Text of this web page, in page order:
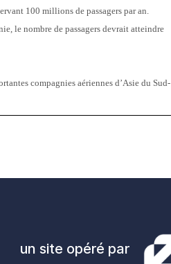
100 millions de passagers par an.
le nombre de passagers devrait atteindre
compagnies aériennes d’Asie du Sud-
un site opéré par